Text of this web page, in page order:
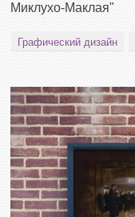
Миклухо-Маклая"
Графический дизайн